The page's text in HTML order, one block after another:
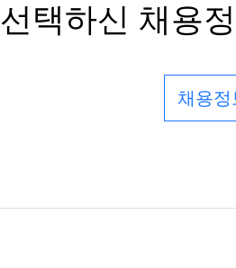
선택하신 채용
채용정